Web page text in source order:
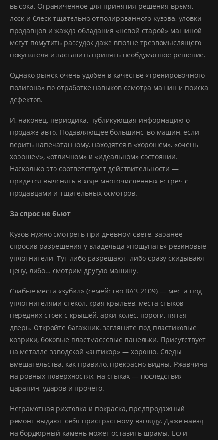
высока. Ограниченное для принятия решения время,
лоск и блеск тщательно отполированного кузова, уловки
продавцов и жажда обладания «новой старой» машиной
могут помутить рассудок даже вполне трезвомыслящего
покупателя и заставить принять необдуманное решение.
Однако рынок очень удобен в качестве «тренировочного
полигона» по отработке навыков осмотра машин и поиска
дефектов.
И, наконец, периодика, публикующая информацию о
продаже авто. Подавляющее большинство машин, если
верить напечатанному, находятся в «хорошем», «очень
хорошем», «отличном» и «идеальном» состоянии.
Насколько это соответствует действительности —
придется выяснять в ходе многочисленных встреч с
продавцами и тщательных осмотров.
За спрос не бьют
Кузов нужно смотреть при дневном свете, заранее
спросив разрешения у владельца «пощупать» резиновые
уплотнители. Тут либо разрешают, либо сразу скидывают
цену, либо… смотрим другую машину.
Слабые места «зубил» (семейство ВАЗ-2109) — места под
уплотнителями стекол, края крыльев, места стыков
передних стоек с крышей, арки колес, пороги, пятая
дверь. Откройте багажник, загляните под пластиковые
коврики, боковые пластмассовые панельки. Присутствует
на металле заводской «антикор» — хорошо. Следы
вмешательства, как правило, прекрасно видны. Ржавчина
на ровных поверхностях, на стыках — последствия
царапин, ударов и прочего.
Неграмотная рихтовка и покраска, предпродажный
ремонт выдают себя пристрастному взгляду. Даже наезд
на бордюрный камень может оставить шрамы. Если